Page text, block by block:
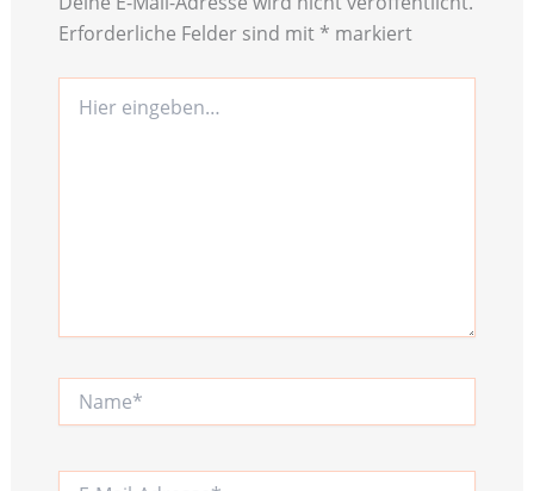
Erforderliche Felder sind mit * markiert
eingeben…